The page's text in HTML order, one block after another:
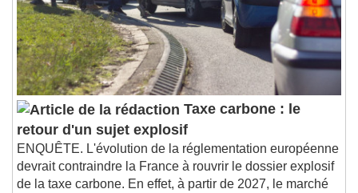
subtitles settings, opens subtitles
settings dialog
subtitles off, selected
Audio Track
Picture-in-Picture
Fullscreen
This is a modal window.
Beginning of dialog window. Escape will cancel
and close the window.
Text
Taxe carbone : le
retour d'un sujet explosif
ENQUÊTE. L'évolution de la réglementation européenne
devrait contraindre la France à rouvrir le dossier explosif
de la taxe carbone. En effet, à partir de 2027, le marché